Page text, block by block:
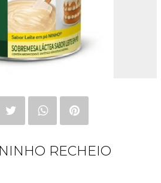
RECHEIO